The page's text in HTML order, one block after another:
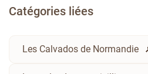
Catégories liées
Les Calvados de Normandie